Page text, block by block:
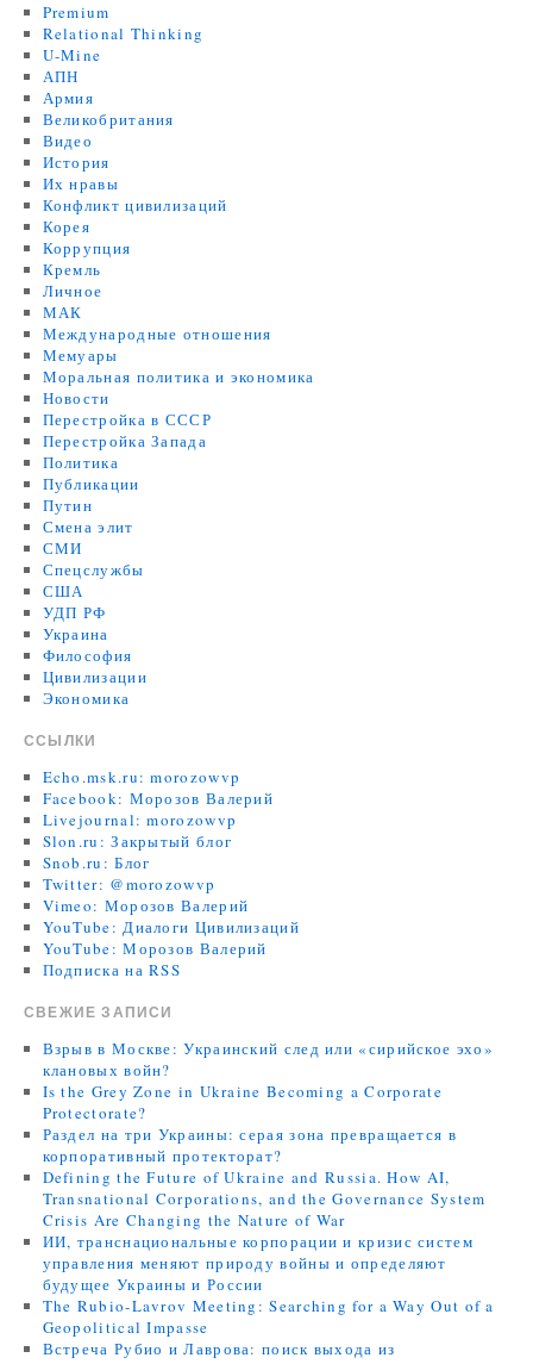
Premium
Relational Thinking
U-Mine
АПН
Армия
Великобритания
Видео
История
Их нравы
Конфликт цивилизаций
Корея
Коррупция
Кремль
Личное
МАК
Международные отношения
Мемуары
Моральная политика и экономика
Новости
Перестройка в СССР
Перестройка Запада
Политика
Публикации
Путин
Смена элит
СМИ
Спецслужбы
США
УДП РФ
Украина
Философия
Цивилизации
Экономика
ССЫЛКИ
Echo.msk.ru: morozowvp
Facebook: Морозов Валерий
Livejournal: morozowvp
Slon.ru: Закрытый блог
Snob.ru: Блог
Twitter: @morozowvp
Vimeo: Морозов Валерий
YouTube: Диалоги Цивилизаций
YouTube: Морозов Валерий
Подписка на RSS
СВЕЖИЕ ЗАПИСИ
Взрыв в Москве: Украинский след или «сирийское эхо»
клановых войн?
Is the Grey Zone in Ukraine Becoming a Corporate
Protectorate?
Раздел на три Украины: серая зона превращается в
корпоративный протекторат?
Defining the Future of Ukraine and Russia. How AI,
Transnational Corporations, and the Governance System
Crisis Are Changing the Nature of War
ИИ, транснациональные корпорации и кризис систем
управления меняют природу войны и определяют
будущее Украины и России
The Rubio-Lavrov Meeting: Searching for a Way Out of a
Geopolitical Impasse
Встреча Рубио и Лаврова: поиск выхода из